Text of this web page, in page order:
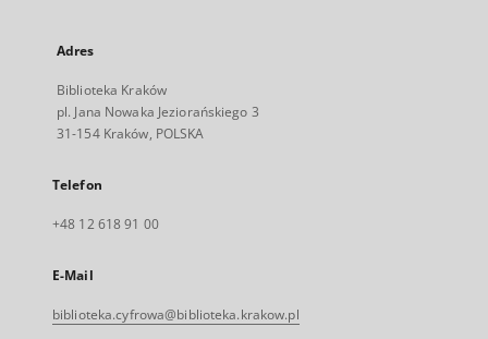
Adres
Biblioteka Kraków
pl. Jana Nowaka Jeziorańskiego 3
31-154 Kraków, POLSKA
Telefon
+48 12 618 91 00
E-Mail
biblioteka.cyfrowa@biblioteka.krakow.pl